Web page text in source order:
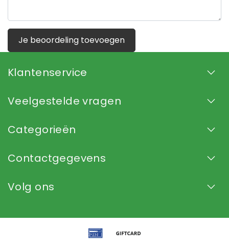
Je beoordeling toevoegen
Klantenservice
Veelgestelde vragen
Categorieën
Contactgegevens
Volg ons